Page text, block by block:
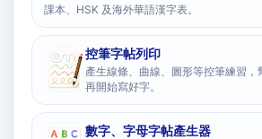
課本、HSK 及海外華語漢字表。
控筆字帖列印
產生線條、曲線、圖形等控筆練習，
再開始寫好字。
數字、字母字帖產生器